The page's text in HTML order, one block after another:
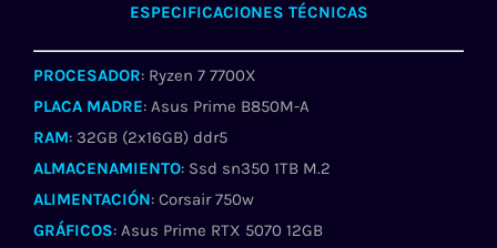
cantidad
ESPECIFICACIONES TÉCNICAS
PROCESADOR: Ryzen 7 7700X
PLACA MADRE: Asus Prime B850M-A
RAM: 32GB (2x16GB) ddr5
ALMACENAMIENTO: Ssd sn350 1TB M.2
ALIMENTACIÓN: Corsair 750w
GRÁFICOS: Asus Prime RTX 5070 12GB